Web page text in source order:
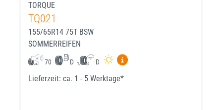
TORQUE
TQ021
155/65R14 75T BSW
SOMMERREIFEN
70 D D
Mehr Informationen zum
Lieferzeit: ca. 1 - 5 Werktage*